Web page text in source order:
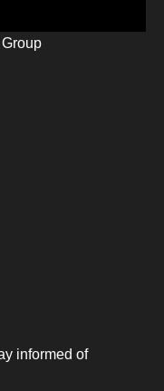
informed of